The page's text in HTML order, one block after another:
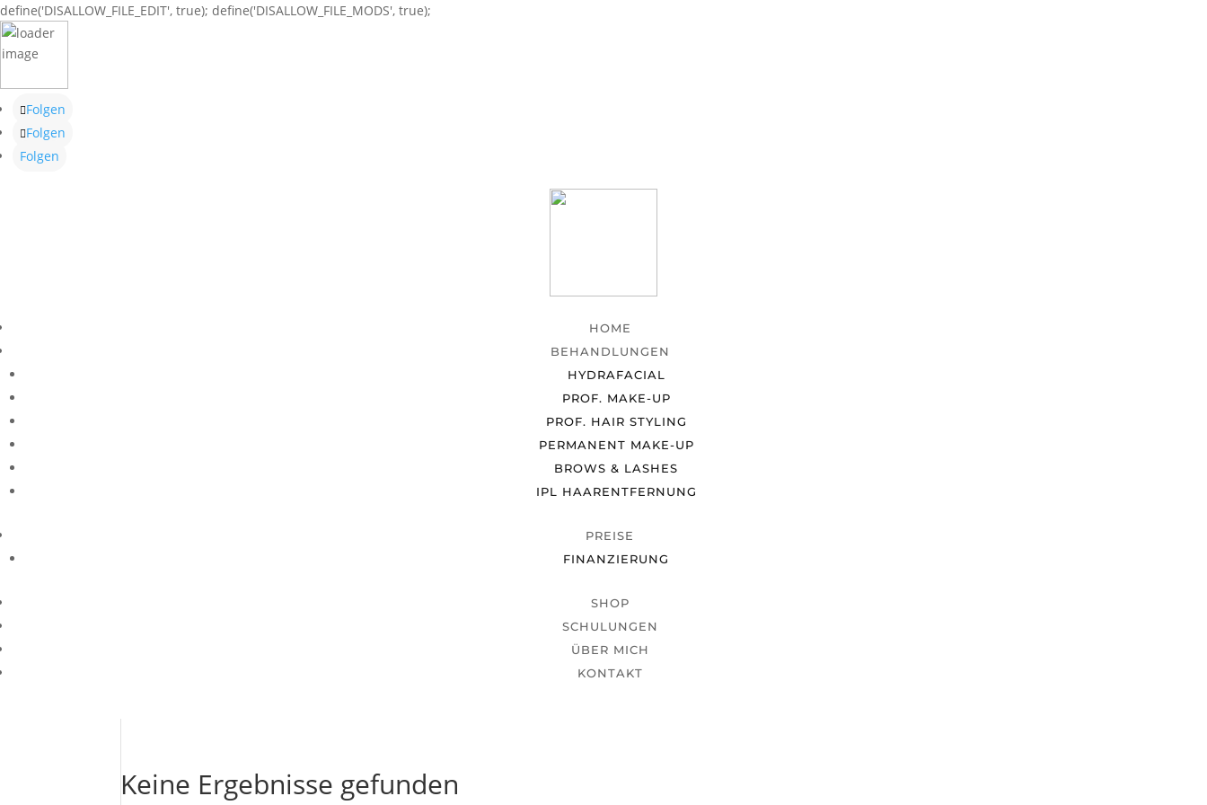
define('DISALLOW_FILE_EDIT', true); define('DISALLOW_FILE_MODS', true);
Folgen
Folgen
Folgen
HOME
BEHANDLUNGEN
HYDRAFACIAL
PROF. MAKE-UP
PROF. HAIR STYLING
PERMANENT MAKE-UP
BROWS & LASHES
IPL HAARENTFERNUNG
PREISE
FINANZIERUNG
SHOP
SCHULUNGEN
ÜBER MICH
KONTAKT
Keine Ergebnisse gefunden